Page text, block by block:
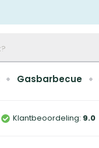
Gasbarbecue
Klantbeoordeling: 9.0